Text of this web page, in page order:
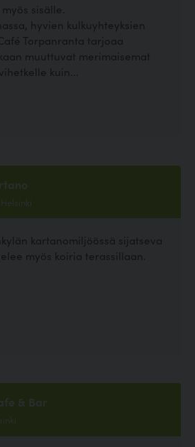
sisälle.
hyvien kulkuyhteyksien
Torpanranta tarjoaa
muuttuvat merimaisemat
kuin...
kartanomiljöössä sijatseva
myös koiria terassillaan.
& Bar